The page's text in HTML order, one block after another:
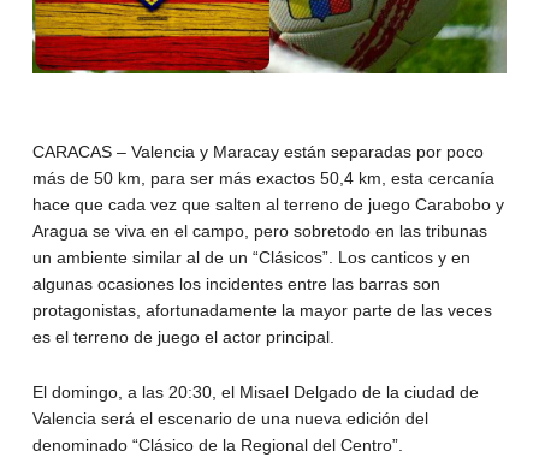
CARACAS – Valencia y Maracay están separadas por poco
más de 50 km, para ser más exactos 50,4 km, esta cercanía
hace que cada vez que salten al terreno de juego Carabobo y
Aragua se viva en el campo, pero sobretodo en las tribunas
un ambiente similar al de un “Clásicos”. Los canticos y en
algunas ocasiones los incidentes entre las barras son
protagonistas, afortunadamente la mayor parte de las veces
es el terreno de juego el actor principal.
El domingo, a las 20:30, el Misael Delgado de la ciudad de
Valencia será el escenario de una nueva edición del
denominado “Clásico de la Regional del Centro”.